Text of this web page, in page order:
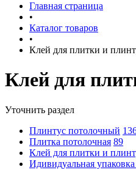
Главная страница
•
Каталог товаров
•
Клей для плитки и
Клей для
Уточнить раздел
Плинтус потолочный
Плитка потолочная 89
Клей для плитки и
Идивидуальная упаковка